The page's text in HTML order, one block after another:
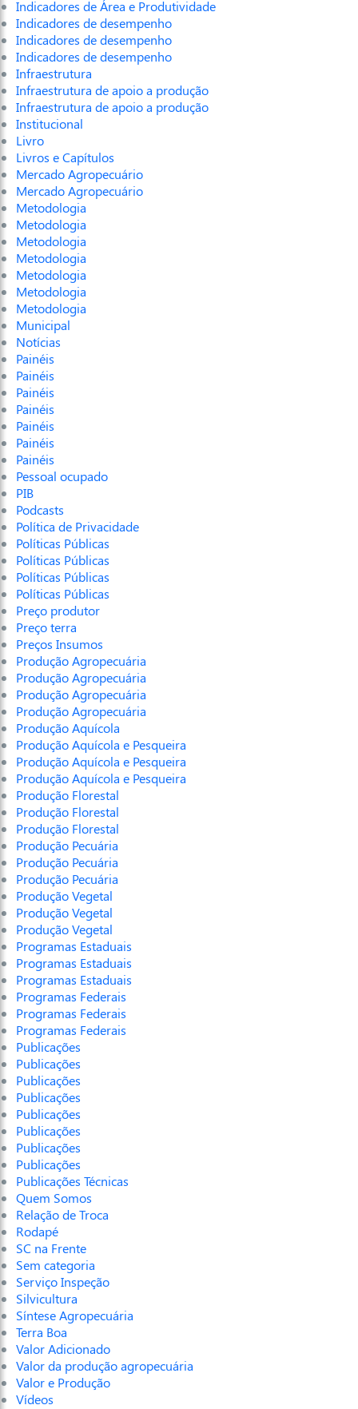
Indicadores de Área e Produtividade
Indicadores de desempenho
Indicadores de desempenho
Indicadores de desempenho
Infraestrutura
Infraestrutura de apoio a produção
Infraestrutura de apoio a produção
Institucional
Livro
Livros e Capítulos
Mercado Agropecuário
Mercado Agropecuário
Metodologia
Metodologia
Metodologia
Metodologia
Metodologia
Metodologia
Metodologia
Municipal
Notícias
Painéis
Painéis
Painéis
Painéis
Painéis
Painéis
Painéis
Pessoal ocupado
PIB
Podcasts
Política de Privacidade
Políticas Públicas
Políticas Públicas
Políticas Públicas
Políticas Públicas
Preço produtor
Preço terra
Preços Insumos
Produção Agropecuária
Produção Agropecuária
Produção Agropecuária
Produção Agropecuária
Produção Aquícola
Produção Aquícola e Pesqueira
Produção Aquícola e Pesqueira
Produção Aquícola e Pesqueira
Produção Florestal
Produção Florestal
Produção Florestal
Produção Pecuária
Produção Pecuária
Produção Pecuária
Produção Vegetal
Produção Vegetal
Produção Vegetal
Programas Estaduais
Programas Estaduais
Programas Estaduais
Programas Federais
Programas Federais
Programas Federais
Publicações
Publicações
Publicações
Publicações
Publicações
Publicações
Publicações
Publicações
Publicações Técnicas
Quem Somos
Relação de Troca
Rodapé
SC na Frente
Sem categoria
Serviço Inspeção
Silvicultura
Síntese Agropecuária
Terra Boa
Valor Adicionado
Valor da produção agropecuária
Valor e Produção
Vídeos